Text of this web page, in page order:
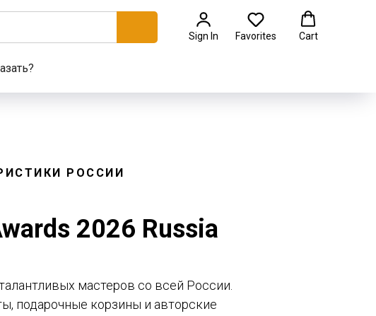
Sign In Favorites Cart
РОССИИ
2026 Russia
мастеров со всей России.
подарочные корзины и авторские